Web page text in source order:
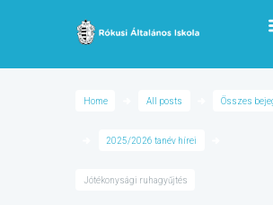
Home All posts Összes
2025/2026 tanév hírei
Jótékonysági ruhagyűjtés